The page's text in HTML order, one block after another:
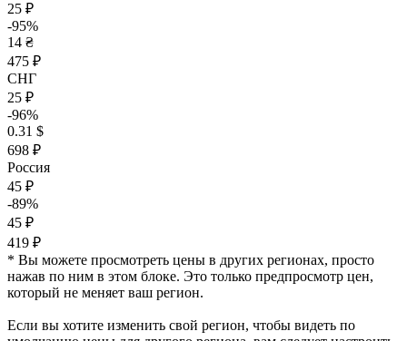
25 ₽
-95%
14 ₴
475 ₽
СНГ
25 ₽
-96%
0.31 $
698 ₽
Россия
45 ₽
-89%
45 ₽
419 ₽
* Вы можете просмотреть цены в других регионах, просто
нажав по ним в этом блоке. Это только предпросмотр цен,
который не меняет ваш регион.
Если вы хотите изменить свой регион, чтобы видеть по